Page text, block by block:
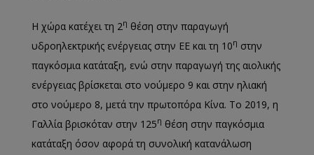
Η χώρα κατέχει τη 2η θέση στην παραγωγή
υδροηλεκτρικής ενέργειας στην ΕΕ και τη 10η στην
παγκόσμια κατάταξη, ενώ στην παραγωγή της αιολικής
ενέργειας βρίσκεται στο νούμερο 9 και στην ηλιακή
στο νούμερο 8, μετά την πρωτοπόρα Κίνα. Το 2019, η
Γαλλία βρισκόταν στην 125η θέση στην παγκόσμια
κατάταξη όσον αφορά τη συνολική κατανάλωση